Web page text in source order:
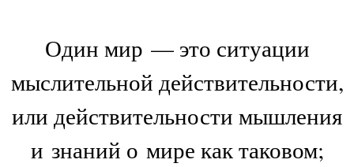
Один мир — это ситуации
мыслительной действительности,
или действительности мышления
и знаний о мире как таковом;